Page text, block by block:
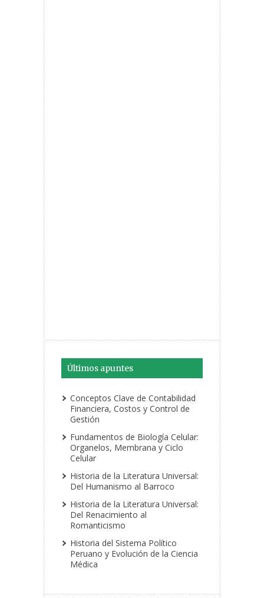
Últimos apuntes
Conceptos Clave de Contabilidad
Financiera, Costos y Control de
Gestión
Fundamentos de Biología Celular:
Organelos, Membrana y Ciclo
Celular
Historia de la Literatura Universal:
Del Humanismo al Barroco
Historia de la Literatura Universal:
Del Renacimiento al
Romanticismo
Historia del Sistema Político
Peruano y Evolución de la Ciencia
Médica